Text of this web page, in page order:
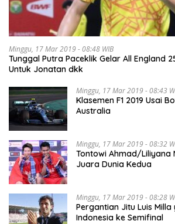
Minggu, 17 Mar 2019 - 08:48 WIB
Tunggal Putra Paceklik Gelar All England
Untuk Jonatan dkk
Minggu, 17 Mar 2019 - 08:43
Klasemen F1 2019 Usai
Australia
Minggu, 17 Mar 2019 - 08:32
Tontowi Ahmad/Liliyana
Juara Dunia Kedua
Minggu, 17 Mar 2019 - 08:28
Pergantian Jitu Luis
Indonesia ke Semifinal